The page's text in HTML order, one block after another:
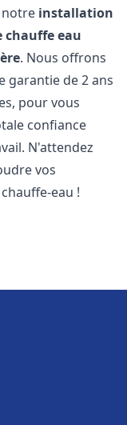
installation
chauffe eau
. Nous offrons
garantie de 2 ans
pour vous
confiance
N'attendez
vos
eau !